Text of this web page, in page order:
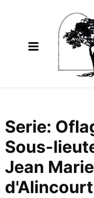
Serie:
Sous-
Jean
d'Alincourt